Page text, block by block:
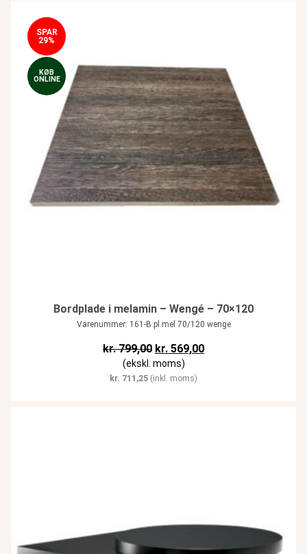
SPAR
29%
KØB
ONLINE
Bordplade i melamin – Wengé – 70×120
Varenummer: 161-B.pl.mel 70/120 wenge
kr.799,00 Den oprindelige pris var: kr.
kr. 569,00Den aktuelle pris er:
(ekskl. moms)
kr. 711,25 (inkl. moms)